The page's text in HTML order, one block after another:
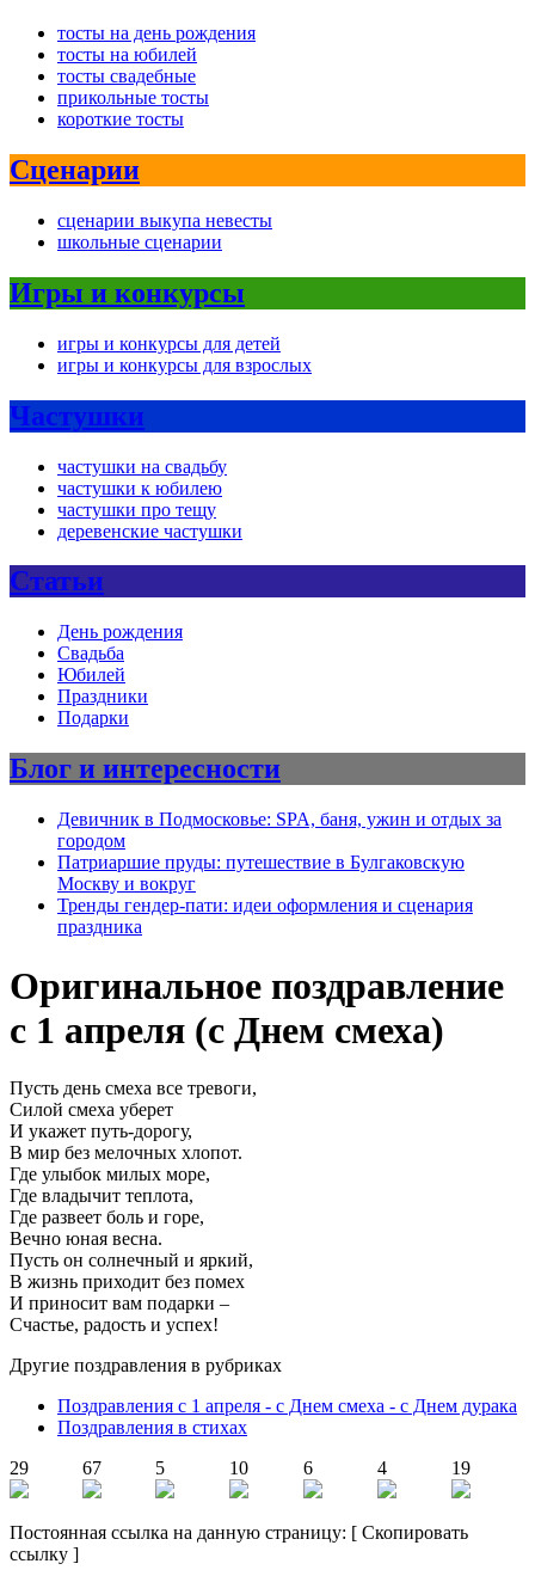
тосты на день рождения
тосты на юбилей
тосты свадебные
прикольные тосты
короткие тосты
Сценарии
сценарии выкупа невесты
школьные сценарии
Игры и конкурсы
игры и конкурсы для детей
игры и конкурсы для взрослых
Частушки
частушки на свадьбу
частушки к юбилею
частушки про тещу
деревенские частушки
Статьи
День рождения
Свадьба
Юбилей
Праздники
Подарки
Блог и интересности
Девичник в Подмосковье: SPA, баня, ужин и отдых за
городом
Патриаршие пруды: путешествие в Булгаковскую
Москву и вокруг
Тренды гендер-пати: идеи оформления и сценария
праздника
Оригинальное поздравление
с 1 апреля (с Днем смеха)
Пусть день смеха все тревоги,
Силой смеха уберет
И укажет путь-дорогу,
В мир без мелочных хлопот.
Где улыбок милых море,
Где владычит теплота,
Где развеет боль и горе,
Вечно юная весна.
Пусть он солнечный и яркий,
В жизнь приходит без помех
И приносит вам подарки –
Счастье, радость и успех!
Другие поздравления в рубриках
Поздравления с 1 апреля - с Днем смеха - с Днем дурака
Поздравления в стихах
29
67 5 10 6 4 19
Постоянная ссылка на данную страницу: [ Скопировать
ссылку ]